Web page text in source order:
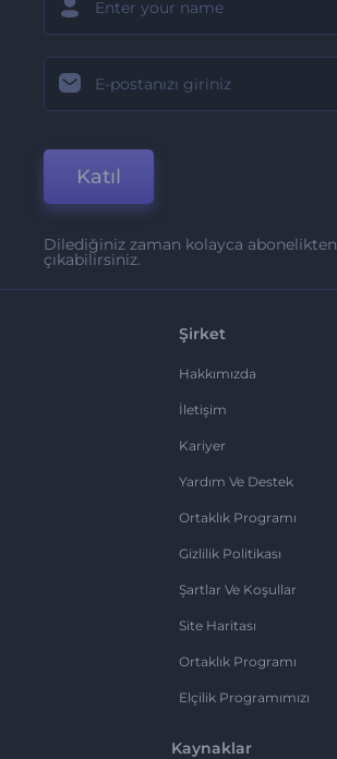
Katıl
Dilediğiniz zaman kolayca abonelikten
çıkabilirsiniz.
Şirket
Hakkımızda
İletişim
Kariyer
Yardım Ve Destek
Ortaklık Programı
Gizlilik Politikası
Şartlar Ve Koşullar
Site Haritası
Ortaklık Programı
Elçilik Programımızı
Kaynaklar